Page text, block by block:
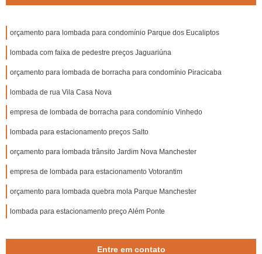
orçamento para lombada para condomínio Parque dos Eucaliptos
lombada com faixa de pedestre preços Jaguariúna
orçamento para lombada de borracha para condomínio Piracicaba
lombada de rua Vila Casa Nova
empresa de lombada de borracha para condomínio Vinhedo
lombada para estacionamento preços Salto
orçamento para lombada trânsito Jardim Nova Manchester
empresa de lombada para estacionamento Votorantim
orçamento para lombada quebra mola Parque Manchester
lombada para estacionamento preço Além Ponte
Entre em contato